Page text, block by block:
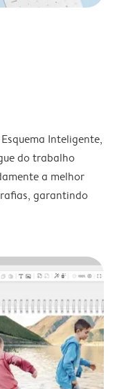
Inteligente,
do trabalho
a melhor
garantindo